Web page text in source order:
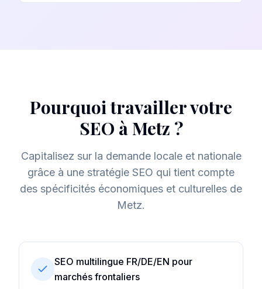
Pourquoi travailler votre
SEO àMetz ?
Capitalisez sur la demande locale et nationale
grâce à une stratégie SEO qui tient compte
des spécificités économiques et culturelles de
Metz.
SEO multilingue FR/DE/EN pour
marchés frontaliers